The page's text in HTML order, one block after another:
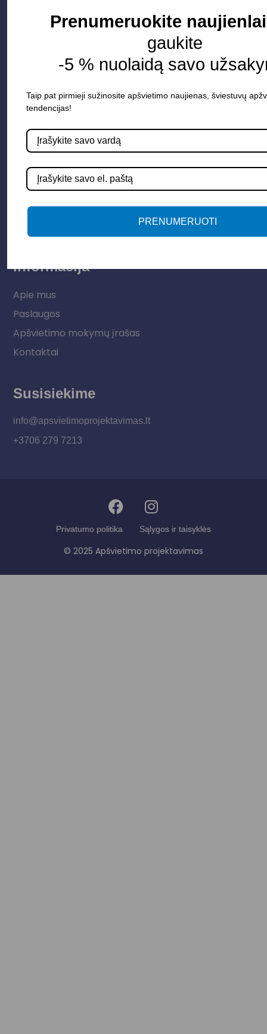
Apšvietimo sistemos
Elektros instaliacija
Lauko šviestuvai
LED juostos
Informacija
Apie mus
Paslaugos
Apšvietimo mokymų įrašas
Kontaktai
Susisiekime
info@apsvietimoprojektavimas.lt
+3706 279 7213
Privatumo politika Sąlygos ir taisyklės
© 2025 Apšvietimo projektavimas
Prenumeruokite
gaukite
-5 % nuolaidą savo
Taip pat pirmieji sužinosite apšvietimo naujienas, šviestuvų
tendencijas!
PRENUMERUOTI